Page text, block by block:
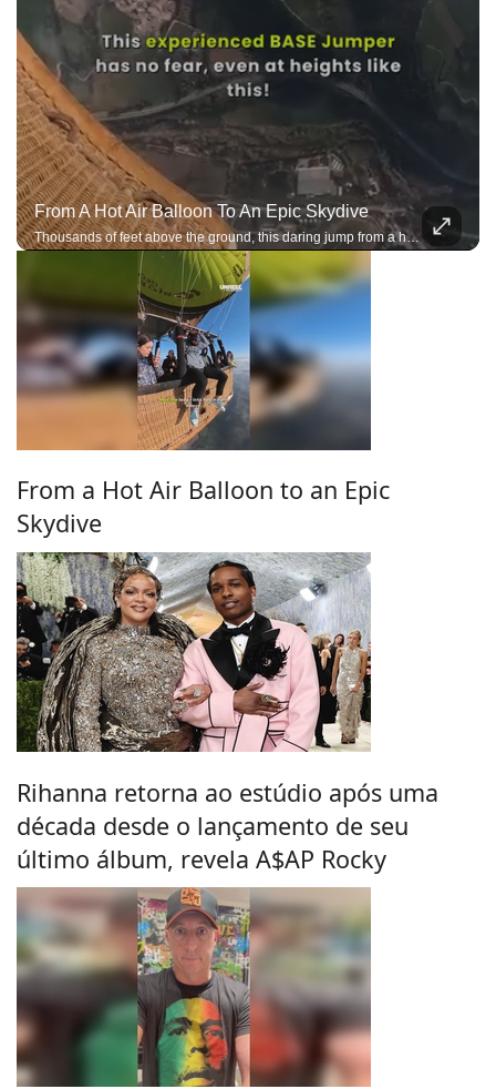
From A Hot Air Balloon To An Epic Skydive
Thousands of feet above the ground, this daring jump from a hot air balloon delivers pure adrenaline and stunning aerial scenery.
From a Hot Air Balloon to an Epic
Skydive
Rihanna retorna ao estúdio após uma
década desde o lançamento de seu
último álbum, revela A$AP Rocky